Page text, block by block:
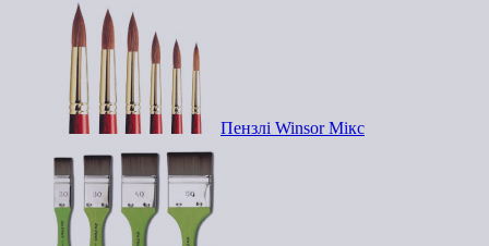
Пензлі Winsor Мікс